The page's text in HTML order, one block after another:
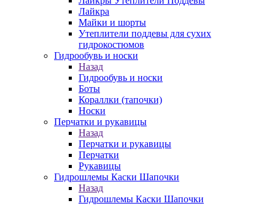
Лайкра
Майки и шорты
Утеплители поддевы для сухих
гидрокостюмов
Гидрообувь и носки
Назад
Гидрообувь и носки
Боты
Кораллки (тапочки)
Носки
Перчатки и рукавицы
Назад
Перчатки и рукавицы
Перчатки
Рукавицы
Гидрошлемы Каски Шапочки
Назад
Гидрошлемы Каски Шапочки